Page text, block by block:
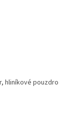
hliníkové pouzdro